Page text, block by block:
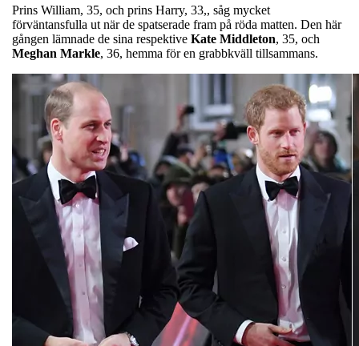
Prins William, 35, och prins Harry, 33,, såg mycket
förväntansfulla ut när de spatserade fram på röda matten. Den här
gången lämnade de sina respektive Kate Middleton, 35, och
Meghan Markle, 36, hemma för en grabbkväll tillsammans.